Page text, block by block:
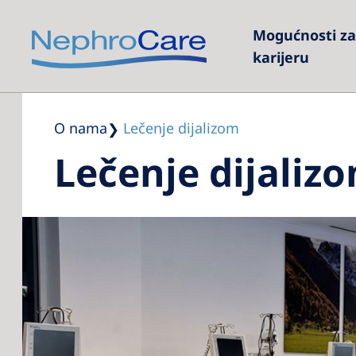
Mogućnosti za
karijeru
O nama Lečenje dijalizom
Lečenje